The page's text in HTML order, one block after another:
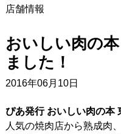
店舗情報
おいしい肉の
まし
2016年06月10日
ぴあ発行 おいしい肉の本
人気の焼肉店から熟成肉